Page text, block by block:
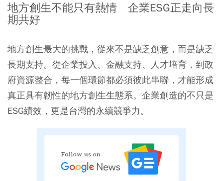
地方創生不能只有熱情 企業ESG正走向長
期共好
地方創生最大的挑戰，從來不是缺乏創意，而是缺乏
長期支持。從企業投入、金融支持、人才培育，到政
府資源整合，每一個環節都必須彼此串聯，才能形成
真正具有韌性的地方創生生態系。企業創造的不只是
ESG績效，更是台灣的永續競爭力。